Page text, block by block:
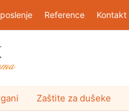
Reference Kontakt
Zaštite za dušeke